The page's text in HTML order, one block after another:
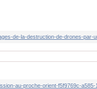
de-la-destruction-de-drones-par-
au-proche-orient-f5f9769c-a585-